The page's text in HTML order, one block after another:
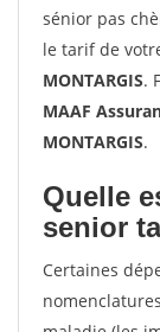
sénior pas
le tarif de
MONTARGIS.
MAAF
MONTARGIS.
Quelle
senior
Certaines